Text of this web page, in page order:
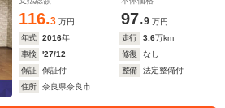
116.3 万円 97.9 万円
年式
2016年 走行 3.6万km
車検
'27/12 修復
なし
保証
保証付 整備
法定整備付
住所
奈良県奈良市